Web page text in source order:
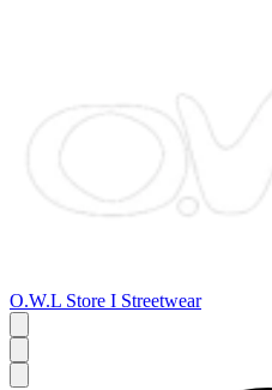
O.W.L Store I Streetwear